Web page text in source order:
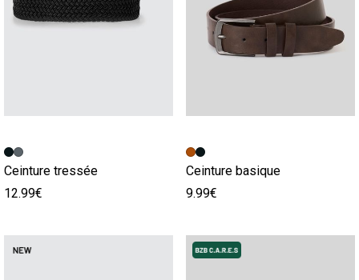
Ceinture tressée
12.99€
Ceinture basique
9.99€